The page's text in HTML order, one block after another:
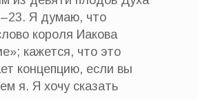
Я думаю, что
короля Иакова
кажется, что это
концепцию, если вы
я. Я хочу сказать